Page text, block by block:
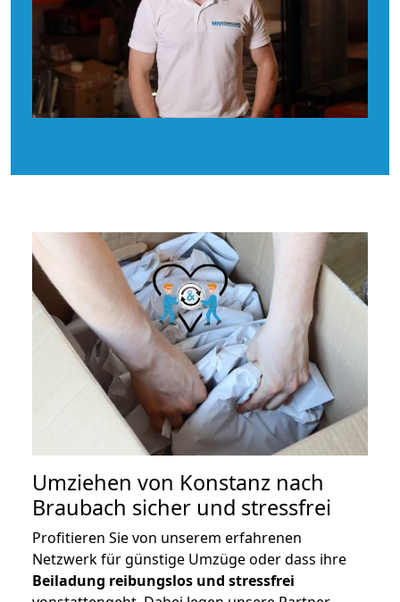
Umziehen von Konstanz nach
Braubach sicher und stressfrei
Profitieren Sie von unserem erfahrenen
Netzwerk für günstige Umzüge oder dass ihre
Beiladung reibungslos und stressfrei